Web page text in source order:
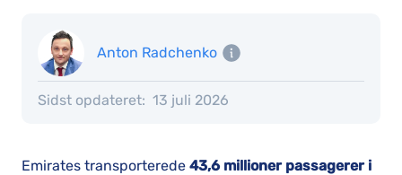
Anton Radchenko
Sidst opdateret: 13 juli 2026
Emirates transporterede 43,6 millioner passagerer i